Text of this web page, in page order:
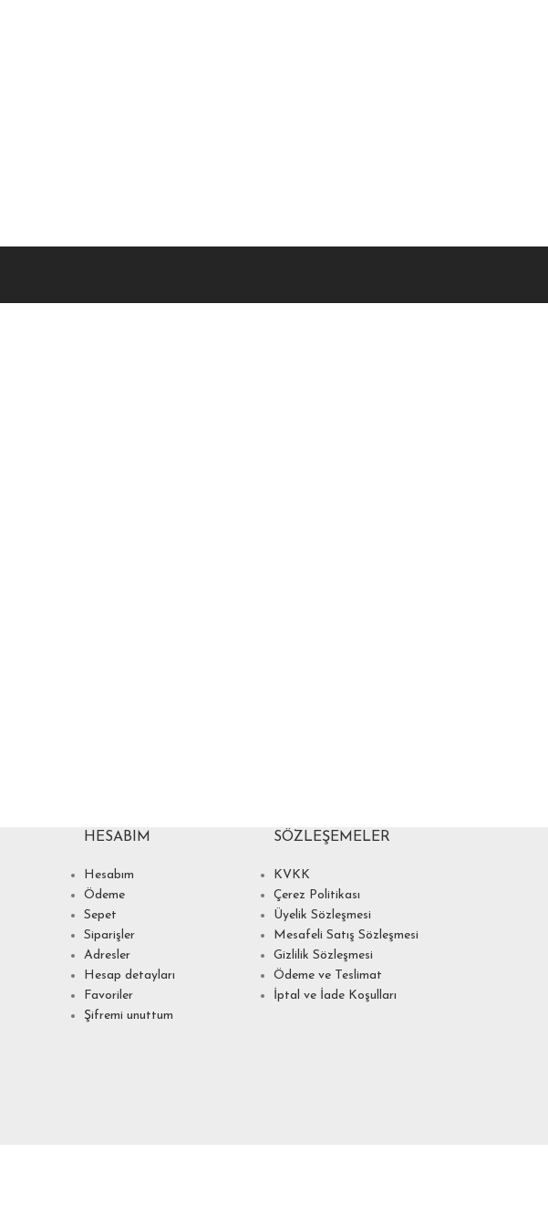
HESABIM
Hesabım
Ödeme
Sepet
Siparişler
Adresler
Hesap detayları
Favoriler
Şifremi unuttum
SÖZLEŞEMELER
KVKK
Çerez Politikası
Üyelik Sözleşmesi
Mesafeli Satış Sözleşmesi
Gizlilik Sözleşmesi
Ödeme ve Teslimat
İptal ve İade Koşulları